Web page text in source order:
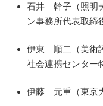
石井 幹子（照明
ン事務所代表取締
伊東 順二（美術
社会連携センター
伊藤 元重（東京